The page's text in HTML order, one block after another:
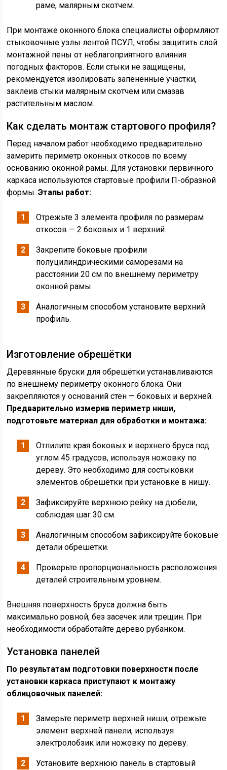
раме, малярным скотчем.
При монтаже оконного блока специалисты оформляют
стыковочные узлы лентой ПСУЛ, чтобы защитить слой
монтажной пены от неблагоприятного влияния
погодных факторов. Если стыки не защищены,
рекомендуется изолировать запененные участки,
заклеив стыки малярным скотчем или смазав
растительным маслом.
Как сделать монтаж стартового профиля?
Перед началом работ необходимо предварительно
замерить периметр оконных откосов по всему
основанию оконной рамы. Для установки первичного
каркаса используются стартовые профили П-образной
формы.Этапы работ:
Отрежьте 3 элемента профиля по размерам
откосов — 2 боковых и 1 верхний.
Закрепите боковые профили
полуцилиндрическими саморезами на
расстоянии 20 см по внешнему периметру
оконной рамы.
Аналогичным способом установите верхний
профиль.
Изготовление обрешётки
Деревянные бруски для обрешётки устанавливаются
по внешнему периметру оконного блока. Они
закрепляются у оснований стен — боковых и верхней.
Предварительно измерив периметр ниши,
подготовьте материал для обработки и монтажа:
Отпилите края боковых и верхнего бруса под
углом 45 градусов, используя ножовку по
дереву. Это необходимо для состыковки
элементов обрешётки при установке в нишу.
Зафиксируйте верхнюю рейку на дюбели,
соблюдая шаг 30 см.
Аналогичным способом зафиксируйте боковые
детали обрешётки.
Проверьте пропорциональность расположения
деталей строительным уровнем.
Внешняя поверхность бруса должна быть
максимально ровной, без засечек или трещин. При
необходимости обработайте дерево рубанком.
Установка панелей
По результатам подготовки поверхности после
установки каркаса приступают к монтажу
облицовочных панелей:
Замерьте периметр верхней ниши, отрежьте
элемент верхней панели, используя
электролобзик или ножовку по дереву.
Установите верхнюю панель в стартовый